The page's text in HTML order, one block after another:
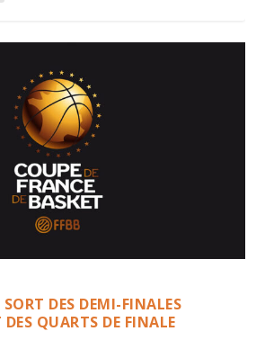
DES DEMI-FINALES
QUARTS DE FINALE